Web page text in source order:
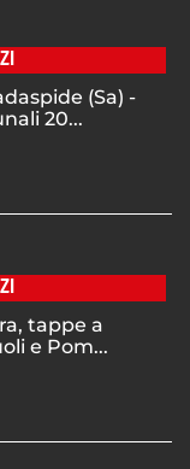
(Sa) -
20...
tappe a
e Pom...